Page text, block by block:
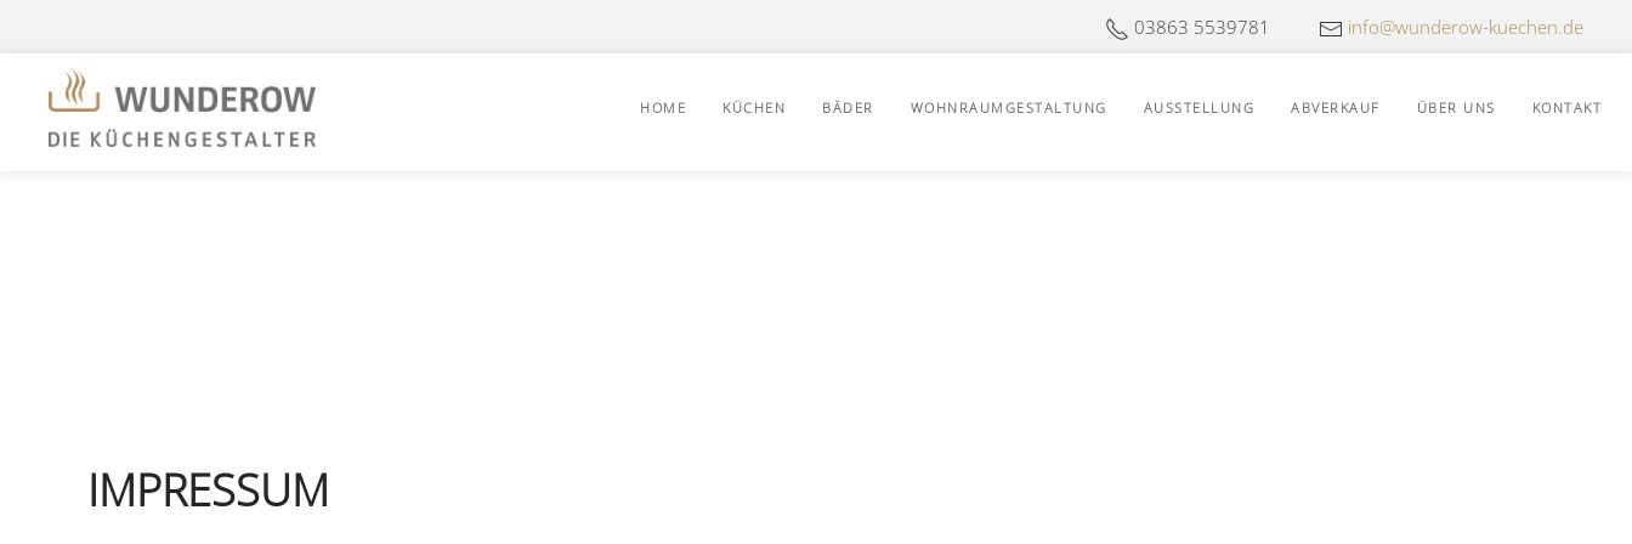
03863 5539781 info@wunderow-kuechen.de
HOME KÜCHEN BÄDER WOHNRAUMGESTALTUNG AUSSTELLUNG ABVERKAUF ÜBER UNS KONTAKT
IMPRESSUM